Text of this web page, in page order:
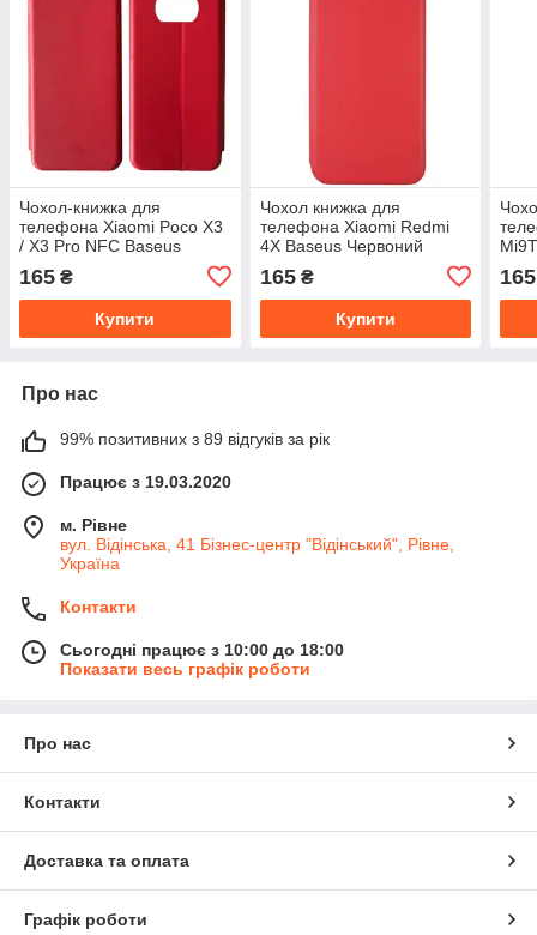
Чохол-книжка для
телефона Xiaomi Poco X3
/ X3 Pro NFC Baseus
165 ₴
Купити
Чохол книжка для
телефона Xiaomi Redmi
4X Baseus Червоний
165₴
Купити
165
Про нас
99% позитивних з 89 відгуків за рік
Працює з 19.03.2020
м. Рівне
вул. Відінська, 41 Бізнес-центр "Відінський", Рівне,
Україна
Контакти
Сьогодні працює з 10:00 до 18:00
Показати весь графік роботи
Про нас
Контакти
Доставка та оплата
Графік роботи